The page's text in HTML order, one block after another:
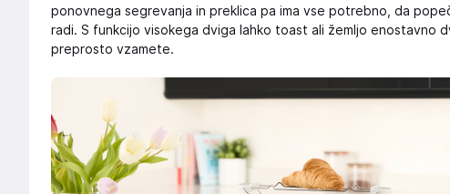
ponovnega segrevanja in preklica pa ima vse potrebno, da
radi. S funkcijo visokega dviga lahko toast ali žemljo enostavno
preprosto vzamete.